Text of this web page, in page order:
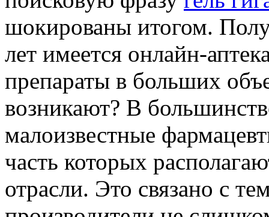
шокированы итогом.
лет имеется онлайн-
препараты в больших
возникают? В
малоизвестные
часть которых
отрасли. Это связано с